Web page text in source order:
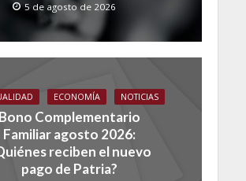
5 de agosto de 2026
ECONOMÍA NOTICIAS
Bono Complementario
Familiar agosto 2026:
reciben el nuevo
pago de Patria?